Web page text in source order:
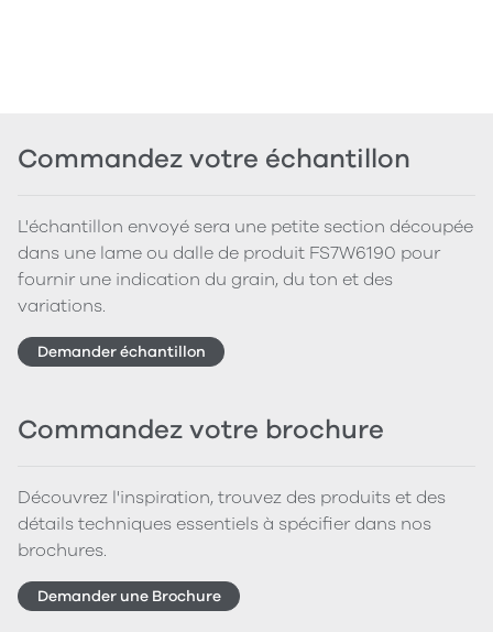
Commandez votre échantillon
L'échantillon envoyé sera une petite section découpée
dans une lame ou dalle de produit FS7W6190 pour
fournir une indication du grain, du ton et des
variations.
Demander échantillon
Commandez votre brochure
Découvrez l'inspiration, trouvez des produits et des
détails techniques essentiels à spécifier dans nos
brochures.
Demander une Brochure